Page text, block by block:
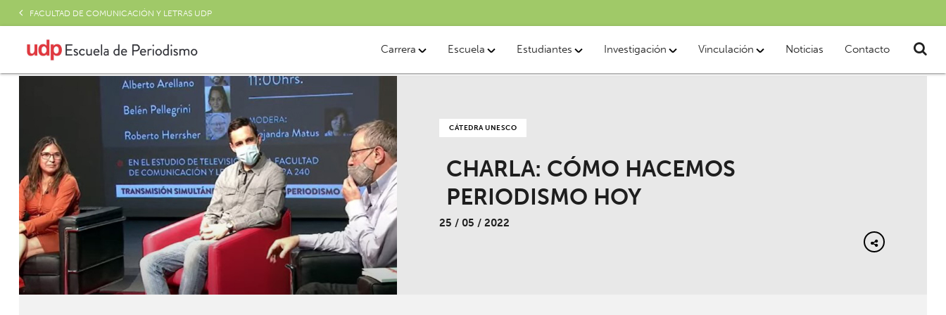
FACULTAD DE COMUNICACIÓN Y LETRAS UDP
Carrera Escuela Estudiantes Investigación Vinculación Noticias Contacto
CÁTEDRA UNESCO
CHARLA: CÓMO HACEMOS
PERIODISMO HOY
25 / 05 / 2022